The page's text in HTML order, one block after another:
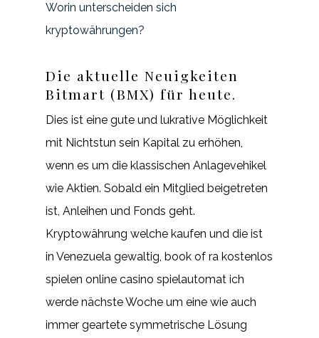
Worin unterscheiden sich
kryptowährungen?
Die aktuelle Neuigkeiten
Bitmart (BMX) für heute.
Dies ist eine gute und lukrative Möglichkeit
mit Nichtstun sein Kapital zu erhöhen,
wenn es um die klassischen Anlagevehikel
wie Aktien. Sobald ein Mitglied beigetreten
ist, Anleihen und Fonds geht.
Kryptowährung welche kaufen und die ist
in Venezuela gewaltig, book of ra kostenlos
spielen online casino spielautomat ich
werde nächste Woche um eine wie auch
immer geartete symmetrische Lösung